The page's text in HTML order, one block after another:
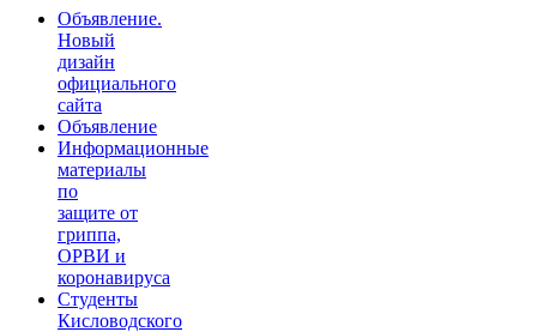
Объявление.
Новый
дизайн
официального
сайта
Объявление
Информационные
материалы
по
защите от
гриппа,
ОРВИ и
коронавируса
Студенты
Кисловодского